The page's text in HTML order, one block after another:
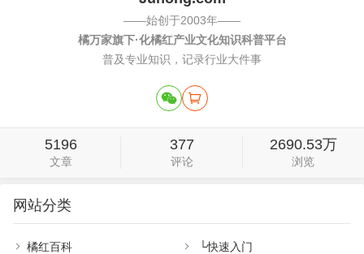
——始创于2003年——
橘万家旗下·化橘红产业文化知识科普平台
普及专业知识，记录行业大件事
5196
文章
377
评论
2690.53万
浏览
网站分类
橘红百科 └快速入门